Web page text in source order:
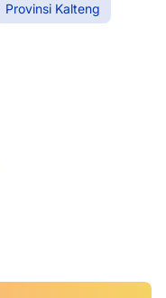
Provinsi Kalteng